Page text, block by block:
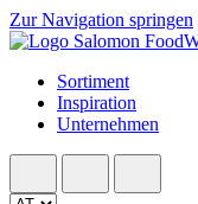
Zur Navigation springen
Sortiment
Inspiration
Unternehmen